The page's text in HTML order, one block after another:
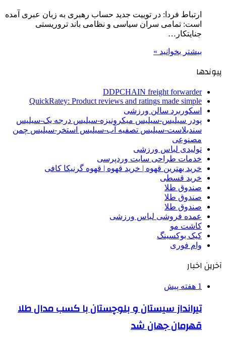
ارتباط فردا: در توییت جدید حساب رهبری به زبان عبری آمده
است: تمامی سران سیاسی و نظامی باند تروریستی
جنایتکار…
بیشتر بخوانید »
پیوندها
DDPCHAIN freight forwarder
QuickRatey: Product reviews and ratings made simple
اسکوربرد سالن ورزشی
پودر سیلیس-سیلیس میکرونیزه-سیلیس درجه یک-سیلیس
سندبلاست-سیلیس تصفیه آب-سیلیس استخر-سیلیس چمن
مصنوعی
تولیدی لباس ورزشی
خدمات طراحی سایت وردپرسی
خرید بهترین قهوه | خرید قهوه | قهوه گرنیکا کافی
خرید قسطی
صندوق طلا
صندوق طلا
صندوق طلا
عمده فروشی لباس ورزشی
کاشت مو
کیک بوکسینگ
وام فوری
آخرین اخبار
1 هفته پیش
تیرانداز سیستان و بلوچستان با کسب مدال طلا
قهرمان جهان شد